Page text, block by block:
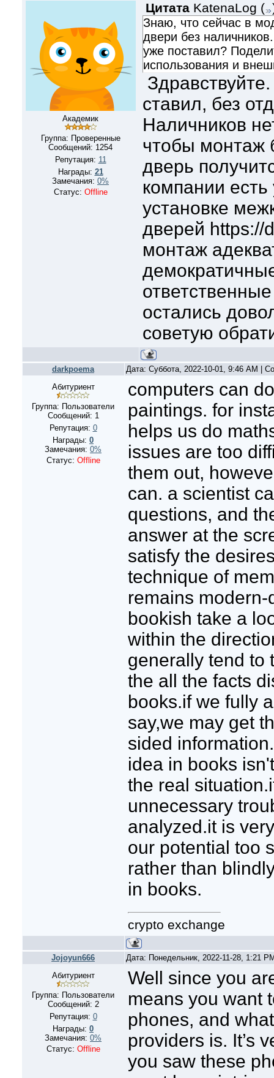
Академик
Группа: Проверенные
Сообщений: 1254
Репутация: 11
Награды: 21
Замечания: 0%
Статус: Offline
Цитата KatenaLog (
Знаю, что сейчас в
двери без
уже поставил?
использования и
ставил, без
Наличников
чтобы монтаж
дверь
компании есть
установке
дверей https://
монтаж
остались
советую
darkpoema
Дата: Суббота, 2022-10-01, 9:46 AM |
Абитуриент
Группа: Пользователи
Сообщений: 1
Репутация: 0
Награды: 0
Замечания: 0%
Статус: Offline
computers can
paintings. for
helps us do
issues are too
them out,
can. a scientist
questions, and
answer at the
satisfy the
technique of
remains
bookish take a
within the
generally tend to
the all the facts
books.if we fully
say,we may get
sided
idea in books
the real
unnecessary
analyzed.it is
our potential too
rather than
in books.
crypto exchange
Jojoyun666
Дата: Понедельник, 2022-11-28, 1:21
Абитуриент
Группа: Пользователи
Сообщений: 2
Репутация: 0
Награды: 0
Замечания: 0%
Статус: Offline
Well since you
means you want
phones, and
providers is. It’s
you saw these